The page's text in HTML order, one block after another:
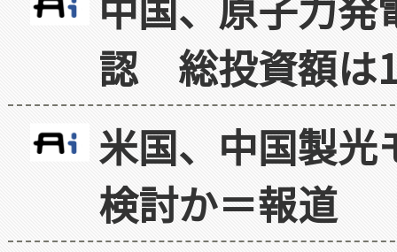
認 総投資額は
米国、中国製光
検討か＝報道